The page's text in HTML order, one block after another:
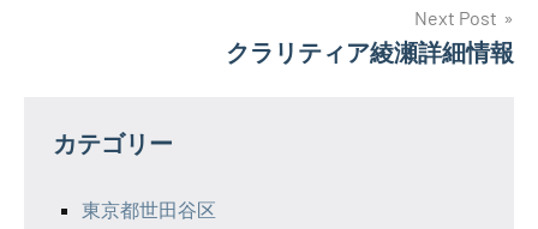
ー
Next Post
クラリティア綾瀬詳細情報
カテゴリー
東京都世田谷区